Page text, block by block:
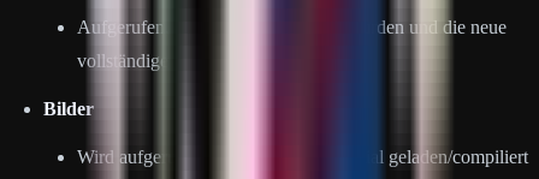
Aufgerufen, wenn Avatare entfernt wurden und die neue
vollständige Liste verfügbar ist.
Bilder
Wird aufgerufen, wenn das Plugin initial geladen/compiliert